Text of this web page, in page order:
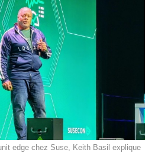
edge chez Suse, Keith Basil explique